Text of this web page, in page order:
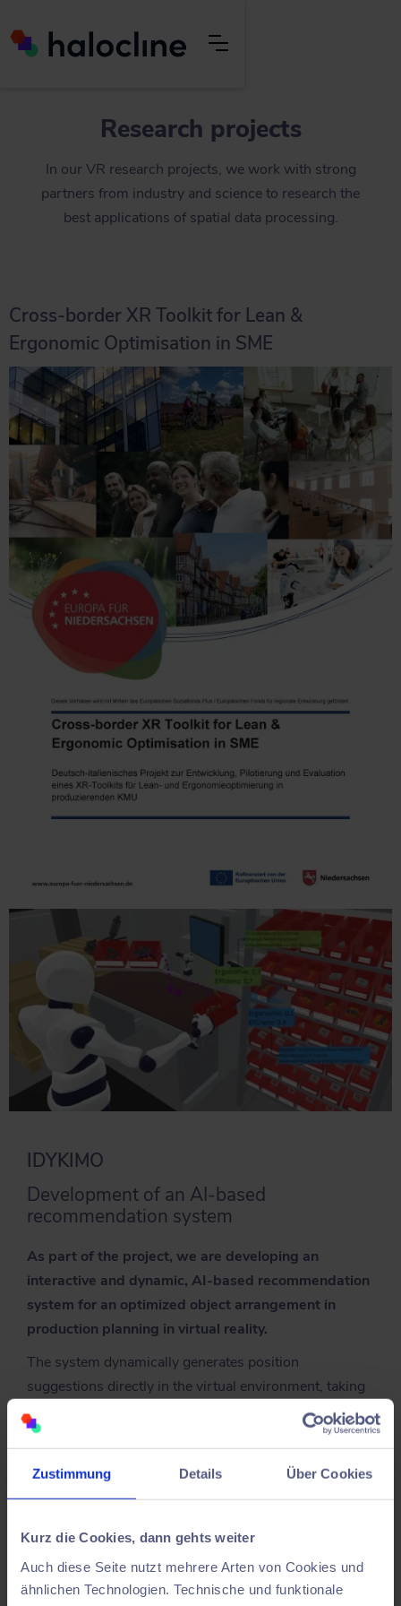
Zustimmung Details Über Cookies
Kurz die Cookies, dann gehts weiter
Auch diese Seite nutzt mehrere Arten von Cookies und
ähnlichen Technologien. Technische und funktionale
Research projects
In our VR research projects, we work with strong
partners from industry and science to research the
best applications of spatial data processing.
Cross-border XR Toolkit for Lean &
Ergonomic Optimisation in SME
IDYKIMO
Development of an AI-based
recommendation system
As part of the project, we are developing an
interactive and dynamic, AI-based recommendation
system for an optimized object arrangement in
production planning in virtual reality.
The system dynamically generates position
suggestions directly in the virtual environment, taking
into account criteria that ensure an optimized work
process in production. With our AI-based approach,
into account and are able to generate suitable
01.01.2024-31.03.2026
Furtherance Partners